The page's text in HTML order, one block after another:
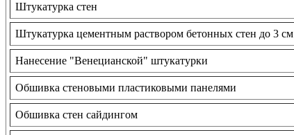
Штукатурка стен
Штукатурка цементным раствором бетонных стен до 3 см
Нанесение "Венецианской" штукатурки
Обшивка стеновыми пластиковыми панелями
Обшивка стен сайдингом